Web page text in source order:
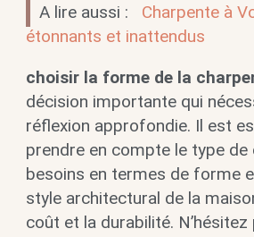
A lire aussi :
Charpente à
étonnants et inattendus
choisir la forme de la
décision importante qui
réflexion approfondie. Il est
prendre en compte le type de
besoins en termes de forme
style architectural de la
coût et la durabilité.